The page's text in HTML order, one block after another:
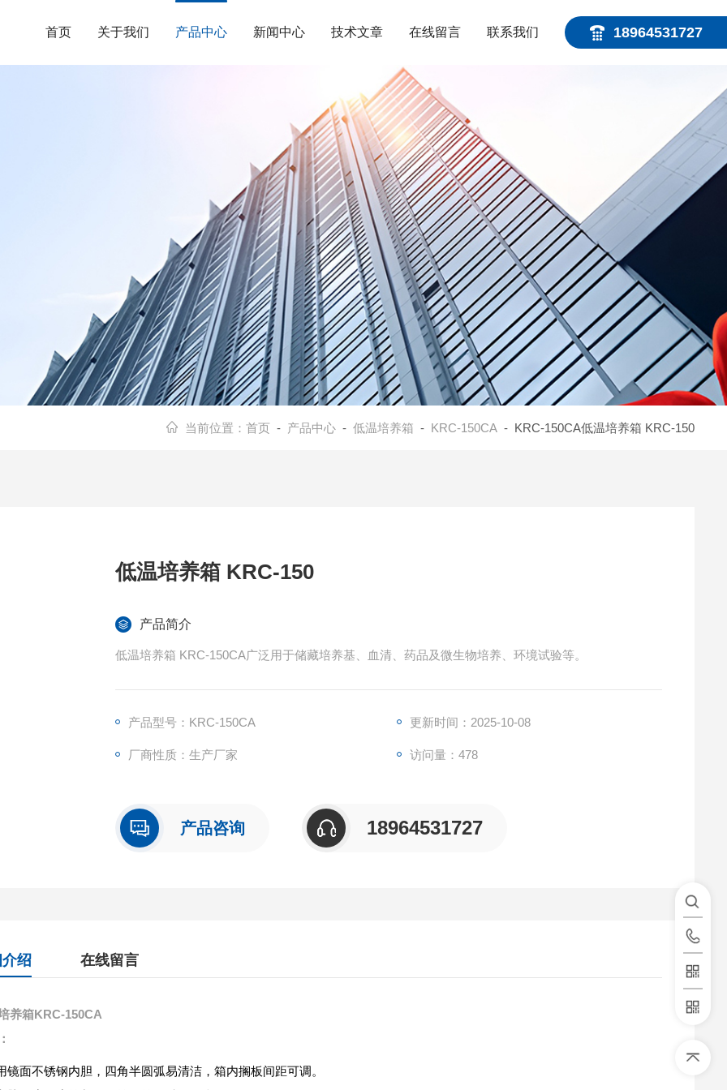
18964531727
首页 关于我们 产品中心 新闻中心 技术文章 在线留言 联系我们
当前位置： 首页 - 产品中心- 低温培养箱 - KRC-150CA- KRC-150CA低温培养箱 KRC-150
低温培养箱 KRC-150
产品简介
低温培养箱 KRC-150CA广泛用于储藏培养基、血清、药品及微生物培养、环境试验等。
产品型号：KRC-150CA 更新时间：2025-10-08
厂商性质：生产厂家 访问量：478
产品咨询 18964531727
绍 在线留言
养箱KRC-150CA
镜面不锈钢内胆，四角半圆弧易清洁，箱内搁板间距可调。